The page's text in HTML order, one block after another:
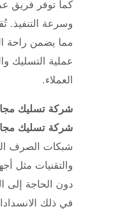
كما توفر فريق
وسرعة التنفيذ.
مما يضمن راحة
عملية التسليك
العملاء.
شركة تسليك
شركة تسليك
شبكات الصرف
والتقنيات مثل
دون الحاجة إلى
في ذلك